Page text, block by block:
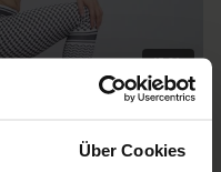
Über Cookies
45:31